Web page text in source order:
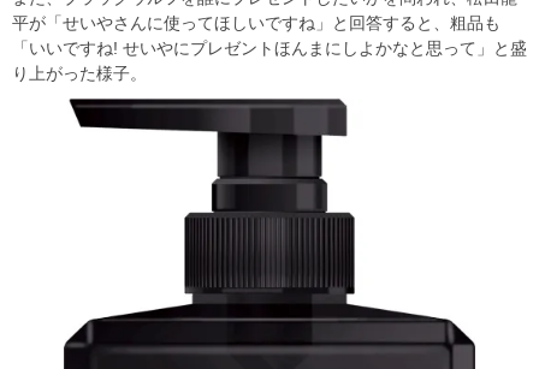
平が「せいやさんに使ってほしいですね」と回答すると、粗品も
「いいですね! せいやにプレゼントほんまにしよかなと思って」と盛
り上がった様子。